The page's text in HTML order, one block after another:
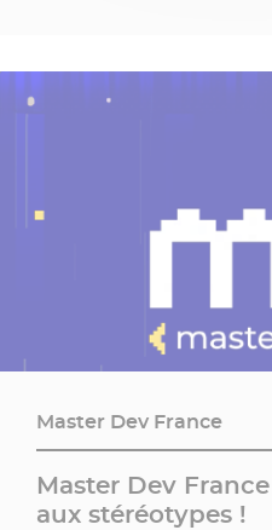
Master Dev France
Master Dev
aux stéréotypes !